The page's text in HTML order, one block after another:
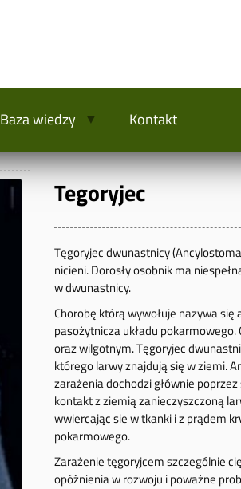
Baza wiedzy Kontakt
Tegoryjec
Tęgoryjec dwunastnicy
nicieni. Dorosły osobnik ma
w dwunastnicy.
Chorobę którą wywołuje nazywa
pasożytnicza układu
oraz wilgotnym. Tęgoryjec
którego larwy znajdują się w ziemi.
zarażenia dochodzi głównie
kontakt z ziemią zanieczyszczoną
wwiercając sie w tkanki i z prądem
pokarmowego.
Zarażenie tęgoryjcem szczególnie
opóźnienia w rozwoju i poważne